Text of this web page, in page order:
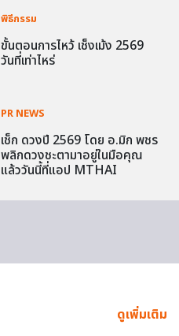
พิธีกรรม
ขั้นตอนการไหว้ เช็งเม้ง 2569
วันที่เท่าไหร่
PR NEWS
เช็ก ดวงปี 2569 โดย อ.มิก พชร
พลิกดวงชะตามาอยู่ในมือคุณ
แล้ววันนี้ที่แอป MTHAI
ดูเพิ่มเติม